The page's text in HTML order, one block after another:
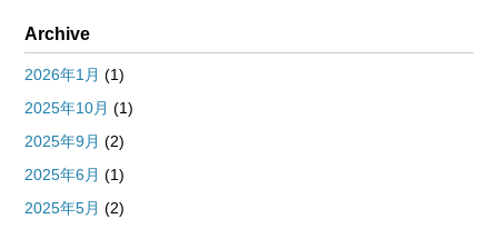
Archive
2026年1月 (1)
2025年10月 (1)
2025年9月 (2)
2025年6月 (1)
2025年5月 (2)